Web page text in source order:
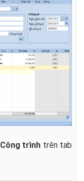
Công trình trên tab